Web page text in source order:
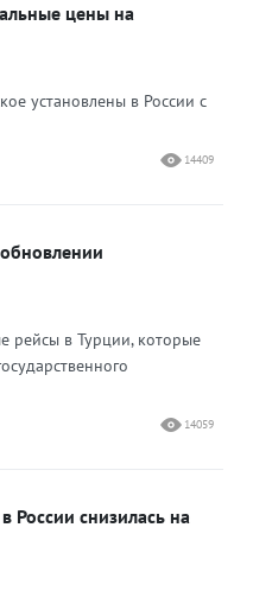
цены на
установлены в России с
14409
рейсы в Турции, которые
14059
России снизилась на